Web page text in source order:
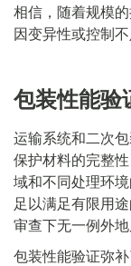
相信，随着规模
因变异性或控制
包装性能验
运输系统和二次
保护材料的完整
域和不同处理环
足以满足有限用
审查下无一例外地
包装性能验证弥